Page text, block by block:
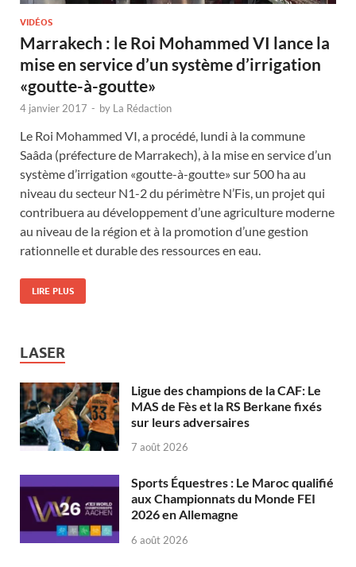
VIDÉOS
Marrakech : le Roi Mohammed VI lance la
mise en service d’un système d’irrigation
«goutte-à-goutte»
4 janvier 2017 - by La Rédaction
Le Roi Mohammed VI, a procédé, lundi à la commune
Saâda (préfecture de Marrakech), à la mise en service d’un
système d’irrigation «goutte-à-goutte» sur 500 ha au
niveau du secteur N1-2 du périmètre N’Fis, un projet qui
contribuera au développement d’une agriculture moderne
au niveau de la région et à la promotion d’une gestion
rationnelle et durable des ressources en eau.
LIRE PLUS
LASER
Ligue des champions de la CAF: Le
MAS de Fès et la RS Berkane fixés
sur leurs adversaires
7 août 2026
Sports Équestres : Le Maroc qualifié
aux Championnats du Monde FEI
2026 en Allemagne
6 août 2026